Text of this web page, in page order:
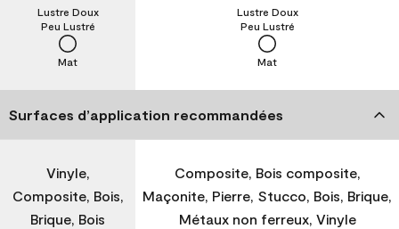
Mat
Peu Lustré
Lustre Doux
Mat
Peu Lustré
Lustre Doux
Surfaces d’application recommandées
Vinyle,
Composite, Bois,
Brique, Bois
Composite, Bois composite,
Maçonite, Pierre, Stucco, Bois, Brique,
Métaux non ferreux, Vinyle